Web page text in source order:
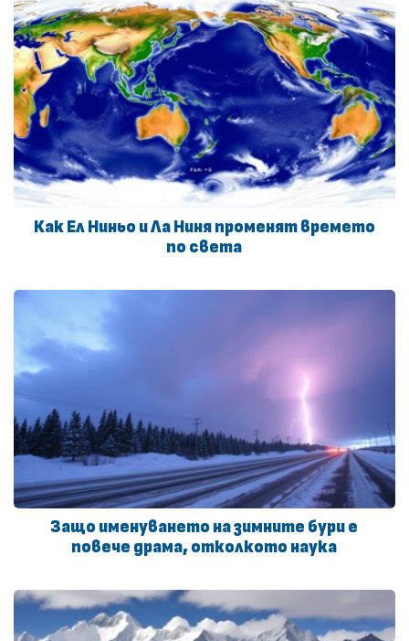
Как Ел Ниньо и Ла Ниня променят времето
по света
Защо именуването на зимните бури е
повече драма, отколкото наука